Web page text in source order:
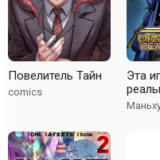
Повелитель Тайн
comics
Эта